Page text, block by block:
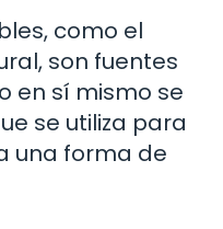
como el
son fuentes
en sí mismo se
se utiliza para
una forma de